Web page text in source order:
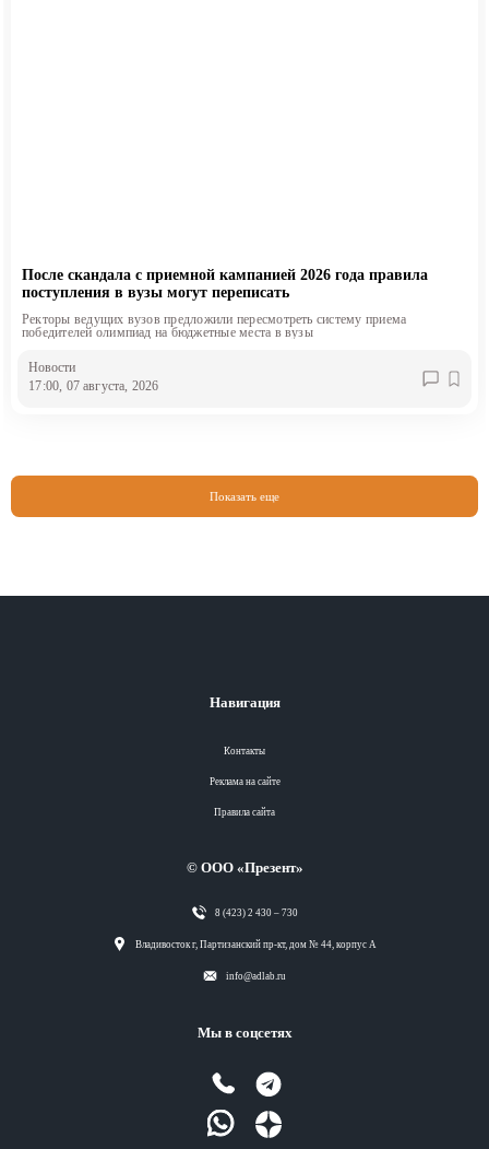
После скандала с приемной кампанией 2026 года правила
поступления в вузы могут переписать
Ректоры ведущих вузов предложили пересмотреть систему приема
победителей олимпиад на бюджетные места в вузы
Новости
17:00, 07 августа, 2026
Показать еще
Навигация
Контакты
Реклама на сайте
Правила сайта
© ООО «Презент»
8 (423) 2 430 – 730
Владивосток г, Партизанский пр-кт, дом № 44, корпус А
info@adlab.ru
Мы в соцсетях